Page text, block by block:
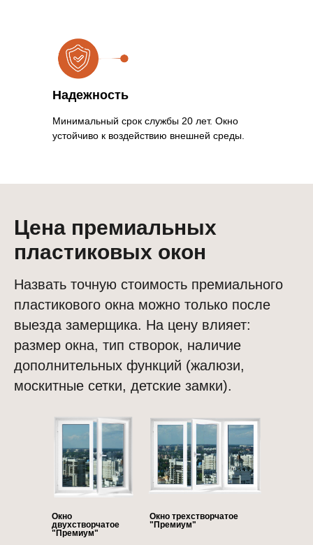
Надежность
Минимальный срок службы 20 лет. Окно
устойчиво к воздействию внешней среды.
Цена премиальных
пластиковых окон
Назвать точную стоимость премиального
пластикового окна можно только после
выезда замерщика. На цену влияет:
размер окна, тип створок, наличие
дополнительных функций (жалюзи,
москитные сетки, детские замки).
Окно
двухстворчатое
"Премиум"
Окно трехстворчатое
"Премиум"